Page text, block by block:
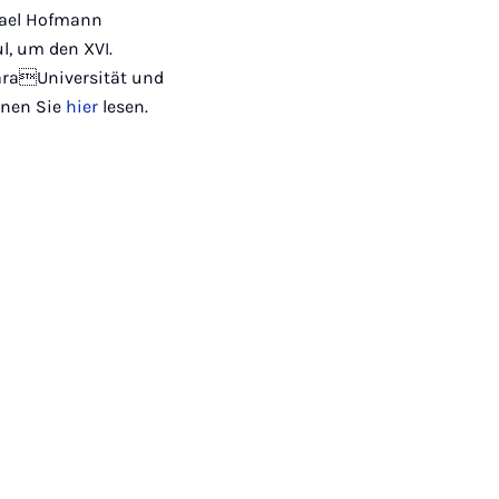
Hofmann
um den XVI.
und
Sie hier lesen.